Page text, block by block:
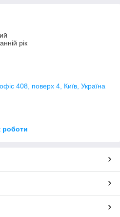
рік
408, поверх 4, Київ, Україна
роботи